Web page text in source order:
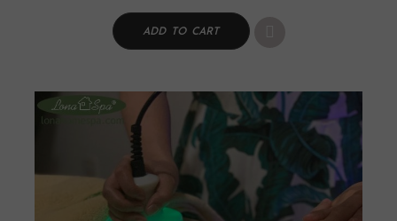
ADD TO CART